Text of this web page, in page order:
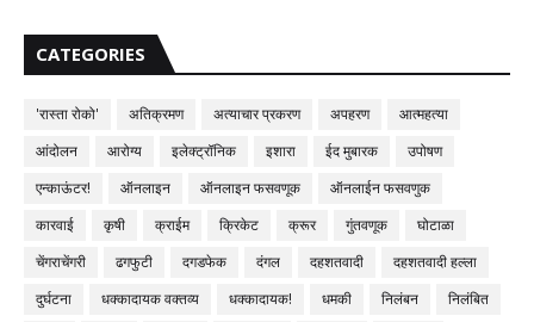
CATEGORIES
'रास्ता रोको' अतिक्रमण अत्याचार प्रकरण अपहरण
आत्महत्या
आंदोलन
आरोग्य इलेक्ट्रॉनिक इशारा ईद मुबारक
उपोषण
एन्काऊंटर!
ऑनलाइन ऑनलाइन फसवणूक
ऑनलाईन फसवणुक
कारवाई
कृषी क्राईम क्रिकेट क्रूर गुंतवणूक
घोटाळा
चेंगराचेंगरी
ढगफुटी दगडफेक दंगल दहशतवादी
दहशतवादी हल्ला
दुर्घटना
धक्कादायक वक्तव्य धक्कादायक! धमकी निलंबन
निलंबित